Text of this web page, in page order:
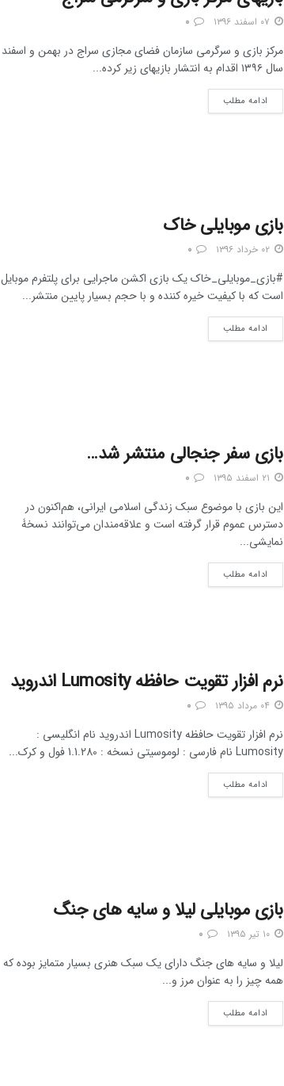
مرکز بازی و سرگرمی سازمان فضای مجازی سراج در بهمن و اسفند
سال ۱۳۹۶ اقدام به انتشار بازیهای زیر کرده...
ادامه مطلب
بازی موبایلی خاک
#بازی_موبایلی_خاک یک بازی اکشن ماجرایی برای پلتفرم موبایل
است که با کیفیت خیره کننده و با حجم بسیار پایین منتشر...
ادامه مطلب
بازی سفر جنجالی منتشر شد…
این بازی با موضوع سبک زندگی اسلامی ایرانی، هم‌اکنون در
دسترس عموم قرار گرفته است و علاقه‌مندان می‌توانند نسخۀ
نمایشی...
ادامه مطلب
نرم افزار تقویت حافظه Lumosity اندروید
نرم افزار تقویت حافظه Lumosity اندروید نام انگلیسی :
Lumosity نام فارسی : لوموسیتی نسخه : 1.1.280 فول و کرک...
ادامه مطلب
بازی موبایلی لیلا و سایه های جنگ
لیلا و سایه های جنگ دارای یک سبک هنری بسیار متمایز بوده که
همه چیز را به عنوان مرز و...
ادامه مطلب